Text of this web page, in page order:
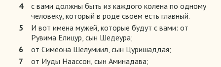
4
с вами должны быть из каждого колена по одному
человеку, который в роде своем есть главный.
5
И вот имена мужей, которые будут с вами: от
Рувима Елицур, сын Шедеура;
6
от Симеона Шелумиил, сын Цуришаддая;
7
от Иуды Наассон, сын Аминадава;